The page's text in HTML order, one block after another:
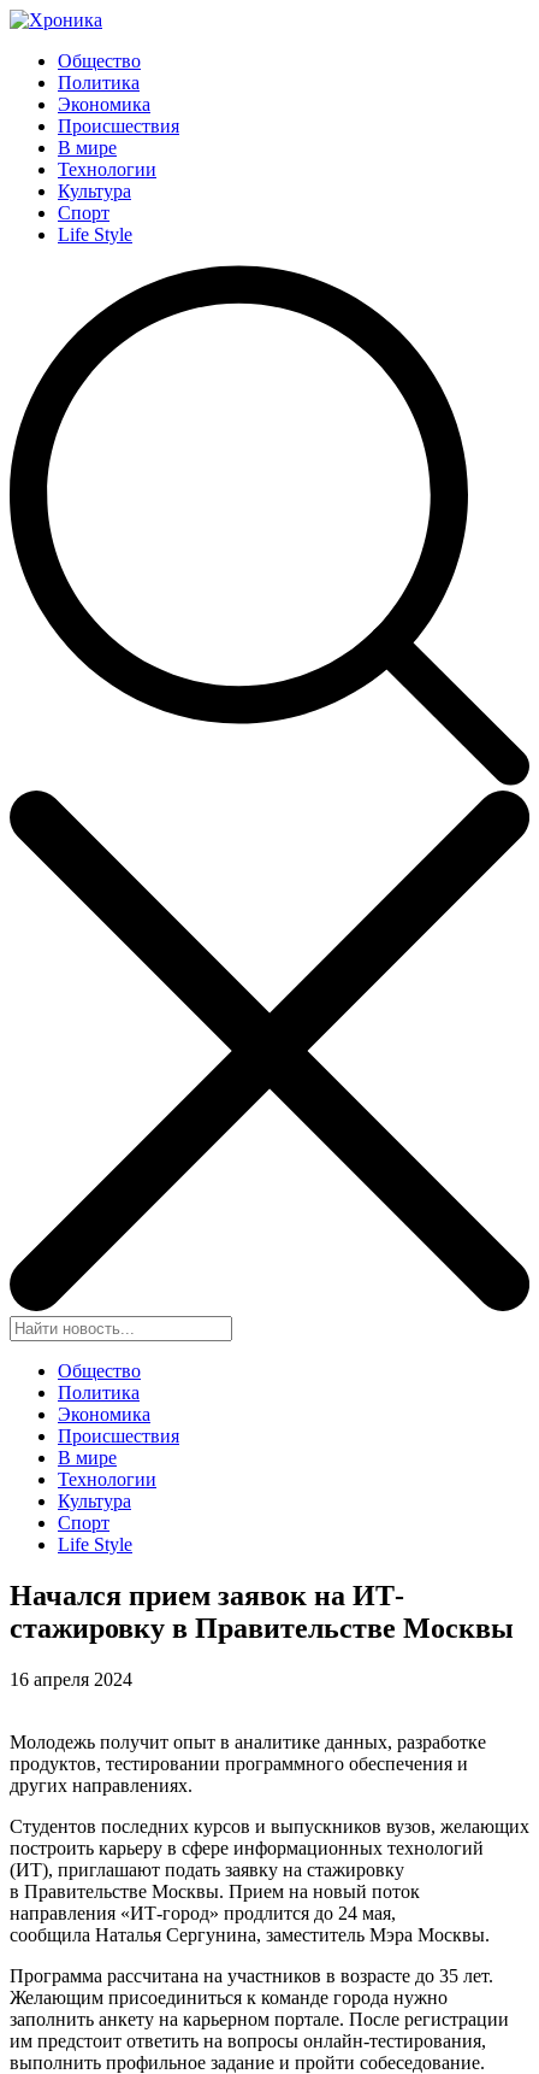
Общество
Политика
Экономика
Происшествия
В мире
Технологии
Культура
Спорт
Life Style
Общество
Политика
Экономика
Происшествия
В мире
Технологии
Культура
Спорт
Life Style
Начался прием заявок на ИТ-
стажировку в Правительстве Москвы
16 апреля 2024
Молодежь получит опыт в аналитике данных, разработке
продуктов, тестировании программного обеспечения и
других направлениях.
Студентов последних курсов и выпускников вузов, желающих
построить карьеру в сфере информационных технологий
(ИТ), приглашают подать заявку на стажировку
в Правительстве Москвы. Прием на новый поток
направления «ИТ-город» продлится до 24 мая,
сообщила Наталья Сергунина, заместитель Мэра Москвы.
Программа рассчитана на участников в возрасте до 35 лет.
Желающим присоединиться к команде города нужно
заполнить анкету на карьерном портале. После регистрации
им предстоит ответить на вопросы онлайн-тестирования,
выполнить профильное задание и пройти собеседование.